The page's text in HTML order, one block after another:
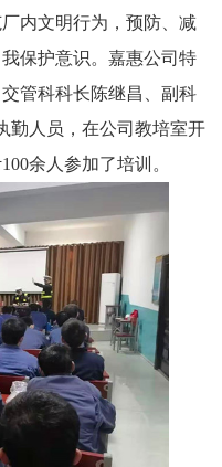
内文明行为，预防、减
保护意识。嘉惠公司特
管科科长陈继昌、副科
勤人员，在公司教培室开
余人参加了培训。